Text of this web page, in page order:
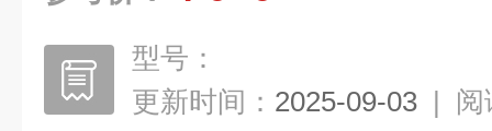
型号：
更新时间： 2025-09-03 | 阅